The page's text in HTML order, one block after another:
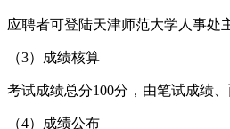
应聘者可登陆天津师范大学人事处
（3）成绩核算
考试成绩总分100分，由笔试成绩、
（4）成绩公布